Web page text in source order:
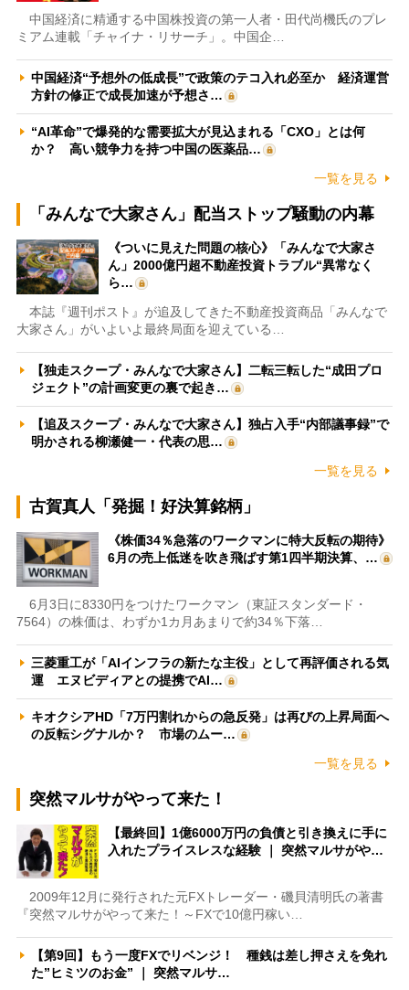
中国経済に精通する中国株投資の第一人者・田代尚機氏のプレ
ミアム連載「チャイナ・リサーチ」。中国企…
中国経済“予想外の低成長”で政策のテコ入れ必至か 経済運営
方針の修正で成長加速が予想さ…
“AI革命”で爆発的な需要拡大が見込まれる「CXO」とは何
か？ 高い競争力を持つ中国の医薬品…
一覧を見る
「みんなで大家さん」配当ストップ騒動の内幕
《ついに見えた問題の核心》「みんなで大家さ
ん」2000億円超不動産投資トラブル“異常なく
ら…
本誌『週刊ポスト』が追及してきた不動産投資商品「みんなで
大家さん」がいよいよ最終局面を迎えている…
【独走スクープ・みんなで大家さん】二転三転した“成田プロ
ジェクト”の計画変更の裏で起き…
【追及スクープ・みんなで大家さん】独占入手“内部議事録”で
明かされる柳瀬健一・代表の思…
一覧を見る
古賀真人「発掘！好決算銘柄」
《株価34％急落のワークマンに特大反転の期待》
6月の売上低迷を吹き飛ばす第1四半期決算、…
6月3日に8330円をつけたワークマン（東証スタンダード・
7564）の株価は、わずか1カ月あまりで約34％下落…
三菱重工が「AIインフラの新たな主役」として再評価される気
運 エヌビディアとの提携でAI…
キオクシアHD「7万円割れからの急反発」は再びの上昇局面へ
の反転シグナルか？ 市場のムー…
一覧を見る
突然マルサがやって来た！
【最終回】1億6000万円の負債と引き換えに手に
入れたプライスレスな経験 ｜ 突然マルサがや…
2009年12月に発行された元FXトレーダー・磯貝清明氏の著書
『突然マルサがやって来た！～FXで10億円稼い…
【第9回】もう一度FXでリベンジ！ 種銭は差し押さえを免れ
た”ヒミツのお金” ｜ 突然マルサ…